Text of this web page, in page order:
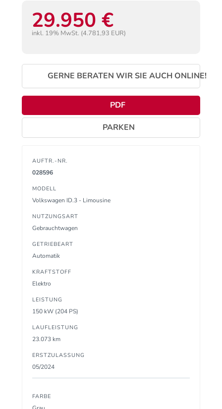
29.950 €
inkl. 19% MwSt. (4.781,93 EUR)
GERNE BERATEN WIR SIE AUCH ONLINE!
PDF
PARKEN
AUFTR.-NR.
028596
MODELL
Volkswagen ID.3 - Limousine
NUTZUNGSART
Gebrauchtwagen
GETRIEBEART
Automatik
KRAFTSTOFF
Elektro
LEISTUNG
150 kW (204 PS)
LAUFLEISTUNG
23.073 km
ERSTZULASSUNG
05/2024
FARBE